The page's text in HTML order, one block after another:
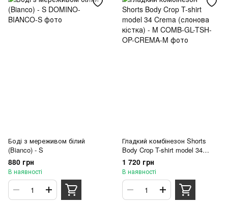
Боді з мереживом білий
(Bianco) - S
880 грн
В наявності
Гладкий комбінезон Shorts
Body Crop T-shirt model 34
Crema (слонова кістка) - M
1 720 грн
В наявності